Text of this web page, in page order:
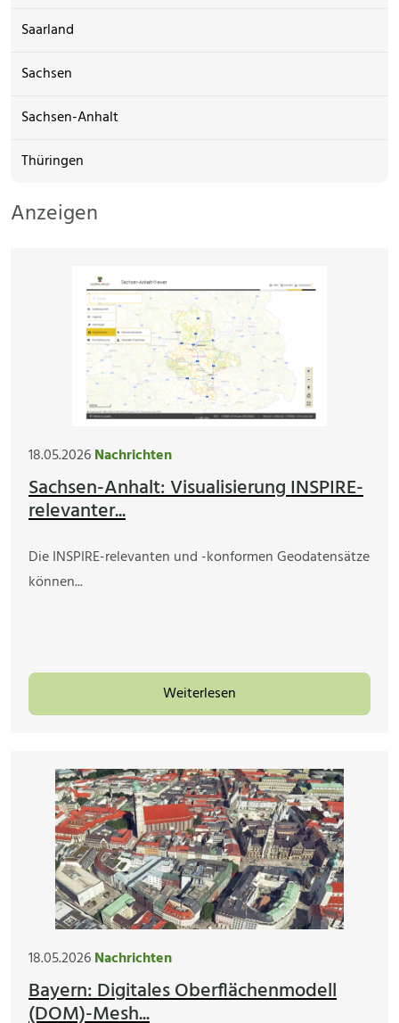
Saarland
Sachsen
Sachsen-Anhalt
Thüringen
Anzeigen
18.05.2026Nachrichten
Sachsen-Anhalt: Visualisierung INSPIRE-
relevanter...
Die INSPIRE-relevanten und -konformen Geodatensätze
können...
Weiterlesen
18.05.2026Nachrichten
Bayern: Digitales Oberflächenmodell
(DOM)-Mesh...